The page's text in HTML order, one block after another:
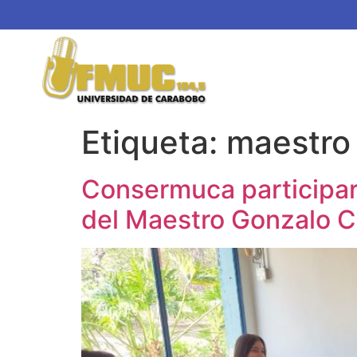
Etiqueta:
Consermuca
del Maestro Gonzalo